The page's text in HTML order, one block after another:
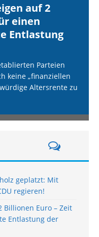
auf 2
einen
Entlastung
Parteien
keine „finanziellen
Altersrente zu
geplatzt: Mit
regieren!
Billionen Euro – Zeit
Entlastung der